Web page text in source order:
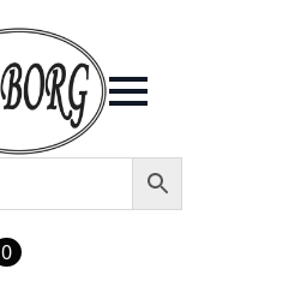
0